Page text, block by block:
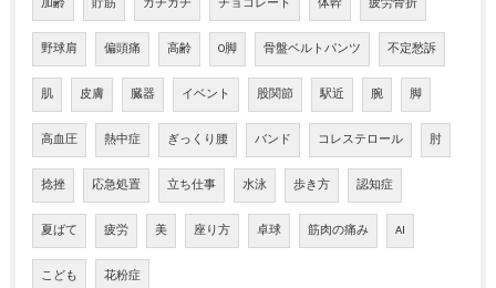
野球肩 偏頭痛 高齢 O脚 骨盤ベルトパンツ 不定愁訴
肌 皮膚 臓器 イベント 股関節 駅近 腕 脚
高血圧 熱中症 ぎっくり腰 バンド コレステロール 肘
捻挫 応急処置 立ち仕事 水泳 歩き方 認知症
夏ばて 疲労 美 座り方 卓球 筋肉の痛み AI
こども 花粉症